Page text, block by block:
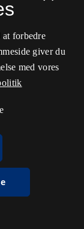
at forbedre
giver du
med vores